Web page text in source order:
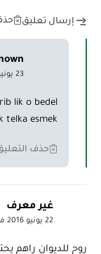
إرسال تعليق
23 يونيو 2016 في 11:17 ص
lik o bedel
telka esmek
حذف
غير معرف
22 يونيو 2016 في 2:35 م
روح للديوان راهم